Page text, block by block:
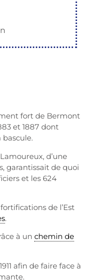
fort de Bermont
et 1887 dont
bascule.
d’une
garantissait de quoi
et les 624
de l’Est
.
à un chemin de
afin de faire face à